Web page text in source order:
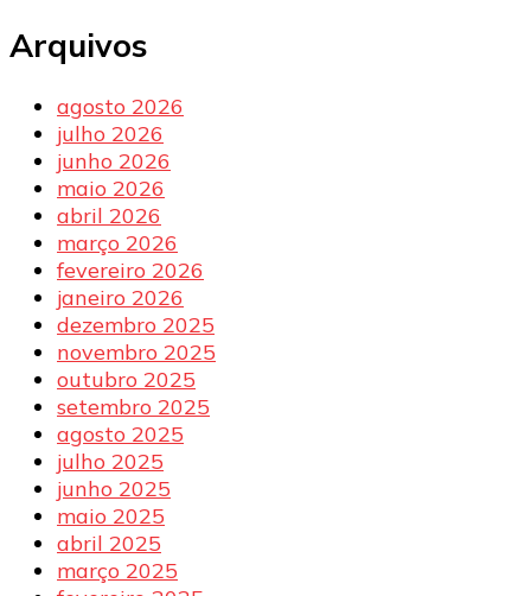
Arquivos
agosto 2026
julho 2026
junho 2026
maio 2026
abril 2026
março 2026
fevereiro 2026
janeiro 2026
dezembro 2025
novembro 2025
outubro 2025
setembro 2025
agosto 2025
julho 2025
junho 2025
maio 2025
abril 2025
março 2025